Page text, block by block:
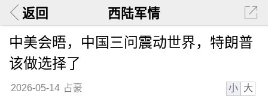
返回 西陆军情
中美会晤，中国三问震动世界，特朗普
该做选择了
2026-05-14 占豪 小 大